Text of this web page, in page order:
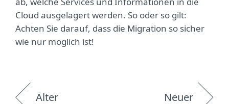
Cloud ausgelagert werden. So oder so gilt:
Achten Sie darauf, dass die Migration so sicher
wie nur möglich ist!
Älter Neuer